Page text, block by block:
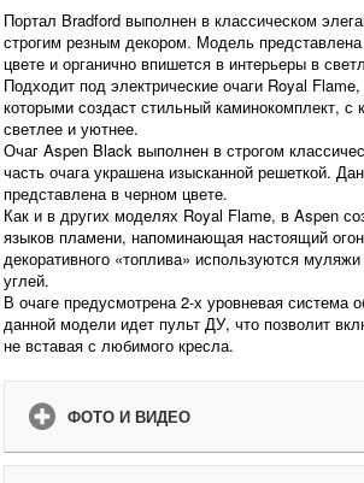
Портал Bradford выполнен в классическом
строгим резным декором. Модель
цвете и органично впишется в интерьеры в
Подходит под электрические очаги Royal
которыми создаст стильный каминокомплект, с
светлее и уютнее.
Очаг Aspen Black выполнен в строгом
часть очага украшена изысканной решеткой.
представлена в черном цвете.
Как и в других моделях Royal Flame, в Aspen
языков пламени, напоминающая настоящий
декоративного «топлива» используются
углей.
В очаге предусмотрена 2-х уровневая система
данной модели идет пульт ДУ, что позволит
не вставая с любимого кресла.
ФОТО И ВИДЕО